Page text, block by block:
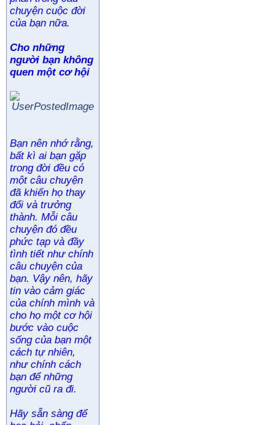
chuyện cuộc đời
của bạn nữa.
Cho những
người bạn không
quen một cơ hội
Bạn nên nhớ rằng,
bất kì ai bạn gặp
trong đời đều có
một câu chuyện
đã khiến họ thay
đổi và trưởng
thành. Mỗi câu
chuyện đó đều
phức tạp và đầy
tình tiết như chính
câu chuyện của
bạn. Vậy nên, hãy
tin vào cảm giác
của chính mình và
cho họ một cơ hội
bước vào cuộc
sống của bạn một
cách tự nhiên,
như chính cách
bạn để những
người cũ ra đi.
Hãy sẵn sàng để